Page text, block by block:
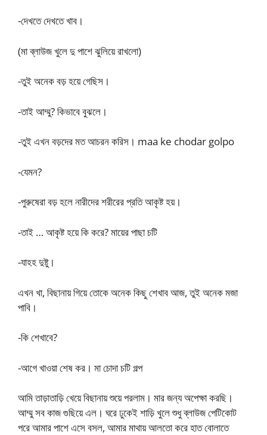
-দেখতে দেখতে খাব।
(মা ব্লাউজ খুলে দু পাশে ঝুলিয়ে রাখলো)
-তুই অনেক বড় হয়ে গেছিস।
-তাই আম্মু? কিভাবে বুঝলে।
-তুই এখন বড়দের মত আচরন করিস। maa ke chodar golpo
-যেমন?
-পুরুষেরা বড় হলে নারীদের শরীরের প্রতি আকৃষ্ট হয়।
-তাই … আকৃষ্ট হয়ে কি করে? মায়ের পাছা চটি
-যাহহ দুষ্টু।
এখন খা, বিছানায় গিয়ে তোকে অনেক কিছু শেখাব আজ, তুই অনেক মজা
পাবি।
-কি শেখাবে?
-আগে খাওয়া শেষ কর। মা চোদা চটি গল্প
আমি তাড়াতাড়ি খেয়ে বিছানায় শুয়ে পরলাম। মার জন্য অপেক্ষা করছি।
আম্মু সব কাজ গুছিয়ে এল। ঘরে ঢুকেই শাড়ি খুলে শুধু ব্লাউজ পেটিকোট
পরে আমার পাশে এসে বসল, আমার মাথায় আলতো করে হাত বোলাতে